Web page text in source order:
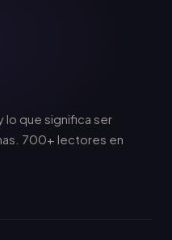
lo que significa ser
700+ lectores en